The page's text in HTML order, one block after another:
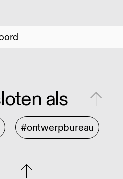
als
#ontwerpbureau